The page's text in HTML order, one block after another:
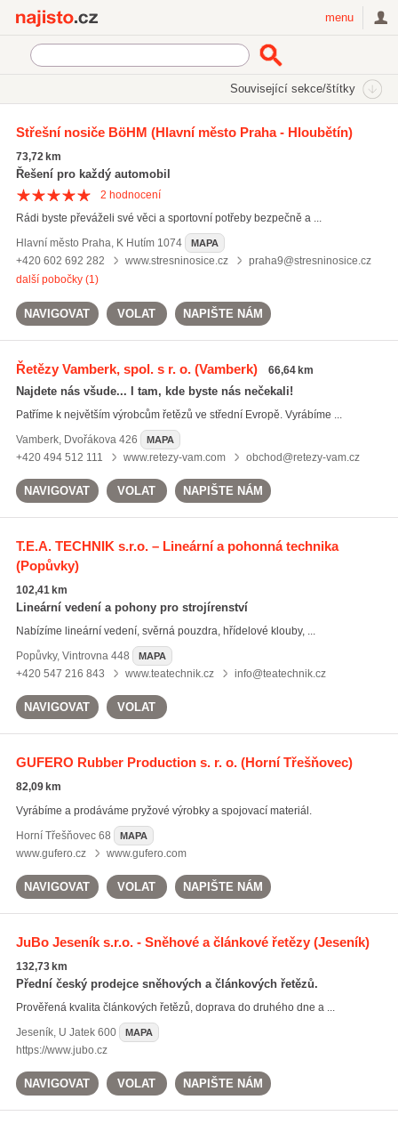
menu
Související sekce/štítky
řetězy na kola
klínové řemeny(153)
valivá ložiska
(60)
Všechny související štítky
Střešní nosiče BöHM (Hlavní město Praha - Hloubětín)
73,72 km
Řešení pro každý automobil
2 hodnocení
Rádi byste převáželi své věci a sportovní potřeby bezpečně a ...
Hlavní město Praha, K Hutím 1074 MAPA
+420 602 692 282 www.stresninosice.cz
praha9@stresninosice.cz
další pobočky (1)
NAVIGOVAT VOLAT NAPIŠTE NÁM
Řetězy Vamberk, spol. s r. o.(Vamberk) 66,64 km
Najdete nás všude... I tam, kde byste nás nečekali!
Patříme k největším výrobcům řetězů ve střední Evropě. Vyrábíme ...
Vamberk, Dvořákova 426 MAPA
+420 494 512 111 www.retezy-vam.com obchod@retezy-vam.cz
NAVIGOVAT VOLAT NAPIŠTE NÁM
T.E.A. TECHNIK s.r.o. – Lineární a pohonná technika
(Popůvky)
102,41 km
Lineární vedení a pohony pro strojírenství
Nabízíme lineární vedení, svěrná pouzdra, hřídelové klouby, ...
Popůvky, Vintrovna 448 MAPA
+420 547 216 843 www.teatechnik.cz info@teatechnik.cz
NAVIGOVAT VOLAT
GUFERO Rubber Production s. r. o.(Horní Třešňovec)
82,09 km
Vyrábíme a prodáváme pryžové výrobky a spojovací materiál.
Horní Třešňovec68 MAPA
www.gufero.cz www.gufero.com
NAVIGOVAT VOLAT NAPIŠTE NÁM
JuBo Jeseník s.r.o. - Sněhové a článkové řetězy(Jeseník)
132,73 km
Přední český prodejce sněhových a článkových řetězů.
Prověřená kvalita článkových řetězů, doprava do druhého dne a ...
Jeseník, U Jatek 600 MAPA
https://www.jubo.cz
NAVIGOVAT VOLAT NAPIŠTE NÁM